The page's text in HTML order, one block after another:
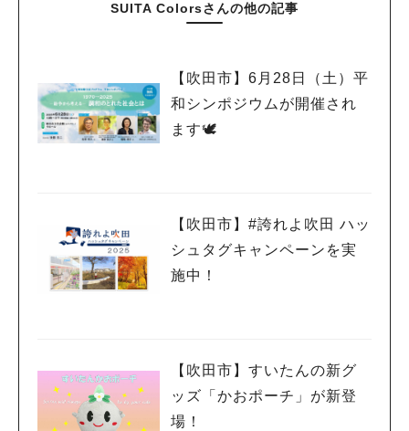
SUITA Colorsさんの他の記事
【吹田市】6月28日（土）平
和シンポジウムが開催され
ます🕊
【吹田市】#誇れよ吹田 ハッ
シュタグキャンペーンを実
施中！
【吹田市】すいたんの新グ
ッズ「かおポーチ」が新登
場！